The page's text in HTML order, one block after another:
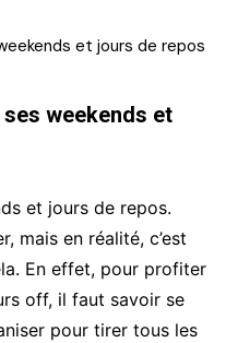
weekends et
et jours de repos.
mais en réalité, c’est
En effet, pour profiter
off, il faut savoir se
pour tirer tous les